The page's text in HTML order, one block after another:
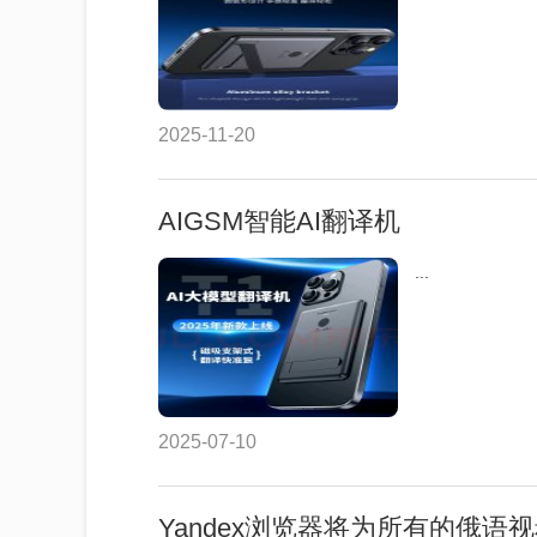
2025-11-20
AIGSM智能AI翻译机
2025-07-10
​Yandex浏览器将为所有的俄语